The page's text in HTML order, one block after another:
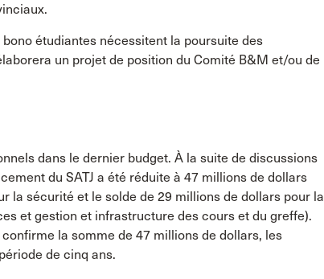
étudiantes nécessitent la poursuite des
un projet de position du Comité B&M et/ou de
dans le dernier budget. À la suite de discussions
du SATJ a été réduite à 47 millions de dollars
la sécurité et le solde de 29 millions de dollars pour la
et gestion et infrastructure des cours et du greffe).
la somme de 47 millions de dollars, les
de cinq ans.